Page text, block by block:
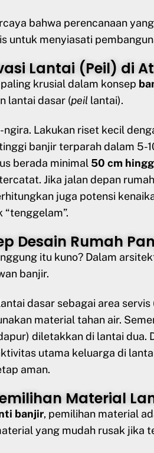
bahwa perencanaan
untuk menyiasati
Lantai (Peil) di
krusial dalam konsep
lantai dasar (peil lantai).
ngira. Lakukan riset kecil
banjir terparah dalam 5-
berada minimal 50 cm
Jika jalan depan
juga potensi
Desain Rumah
itu kuno? Dalam
banjir.
dasar sebagai area
material tahan air.
diletakkan di lantai dua.
utama keluarga di
aman.
Material
banjir, pemilihan material
yang mudah rusak jika